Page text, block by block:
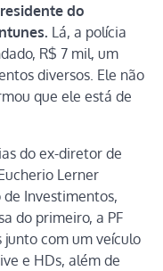
do
Lá, a polícia
R$ 7 mil, um
diversos. Ele não
que ele está de
do ex-diretor de
Lerner
Investimentos,
do primeiro, a PF
com um veículo
e HDs, além de